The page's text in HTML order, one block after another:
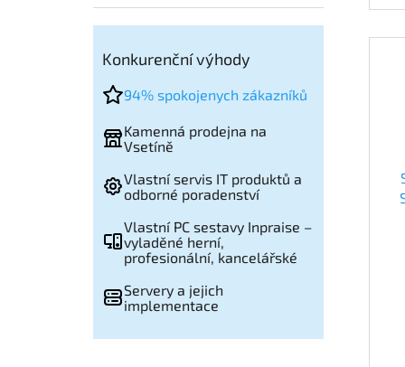
Konkurenční výhody
94% spokojenych zákazníků
Kamenná prodejna na
Vsetíně
Vlastní servis IT produktů a
odborné poradenství
Vlastní PC sestavy Inpraise –
vyladěné herní,
profesionální, kancelářské
Servery a jejich
implementace
na